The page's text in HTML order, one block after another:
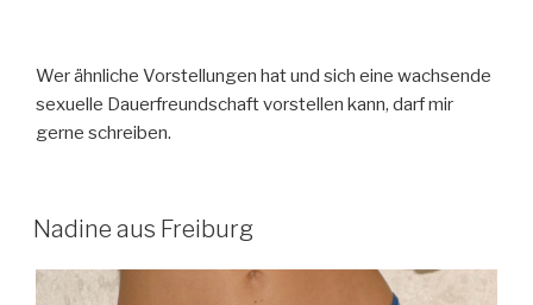
Wer ähnliche Vorstellungen hat und sich eine wachsende
sexuelle Dauerfreundschaft vorstellen kann, darf mir
gerne schreiben.
Nadine aus Freiburg